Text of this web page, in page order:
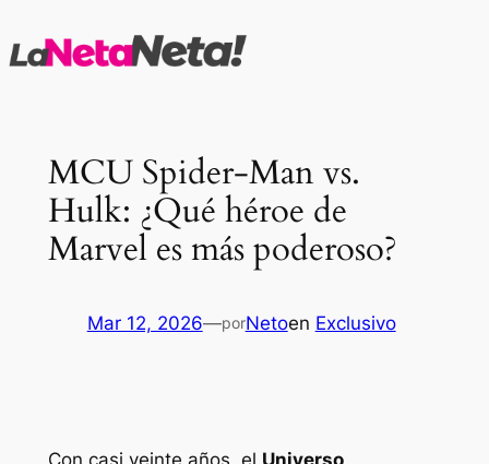
al
MCU Spider-Man vs.
Hulk: ¿Qué héroe de
Marvel es más poderoso?
Mar 12, 2026—porNetoen Exclusivo